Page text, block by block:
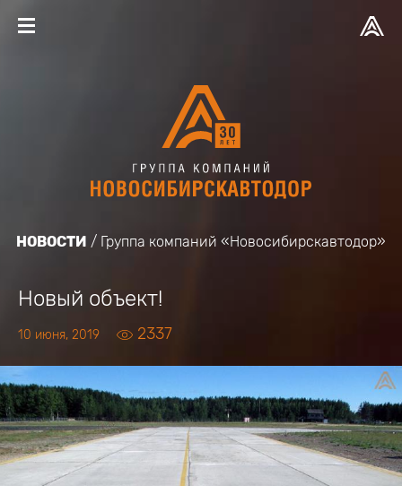
НОВОСТИ Группа компаний «Новосибирскавтодор»
Новый объект!
10 июня, 2019 2337